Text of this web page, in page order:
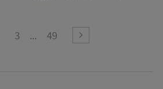
3 49